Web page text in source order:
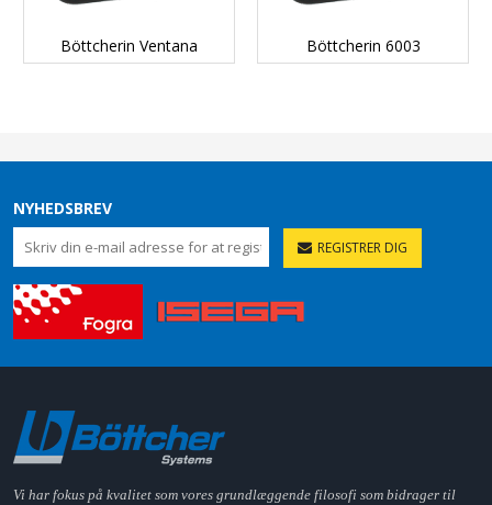
Böttcherin Ventana Böttcherin 6003
NYHEDSBREV
REGISTRER DIG
Vi har fokus på kvalitet som vores grundlæggende filosofi som bidrager til